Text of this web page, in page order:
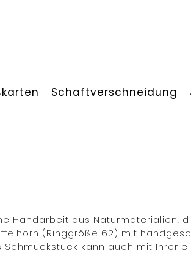
Schaftverschneidung
Handarbeit aus Naturmaterialien,
(Ringgröße 62) mit
Schmuckstück kann auch mit Ihrer